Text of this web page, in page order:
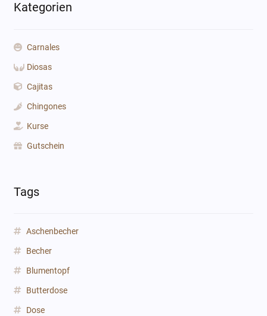
Kategorien
Carnales
Diosas
Cajitas
Chingones
Kurse
Gutschein
Tags
Aschenbecher
Becher
Blumentopf
Butterdose
Dose